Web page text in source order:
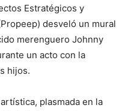
Estratégicos y
desveló un mural
merenguero Johnny
un acto con la
hijos.
plasmada en la